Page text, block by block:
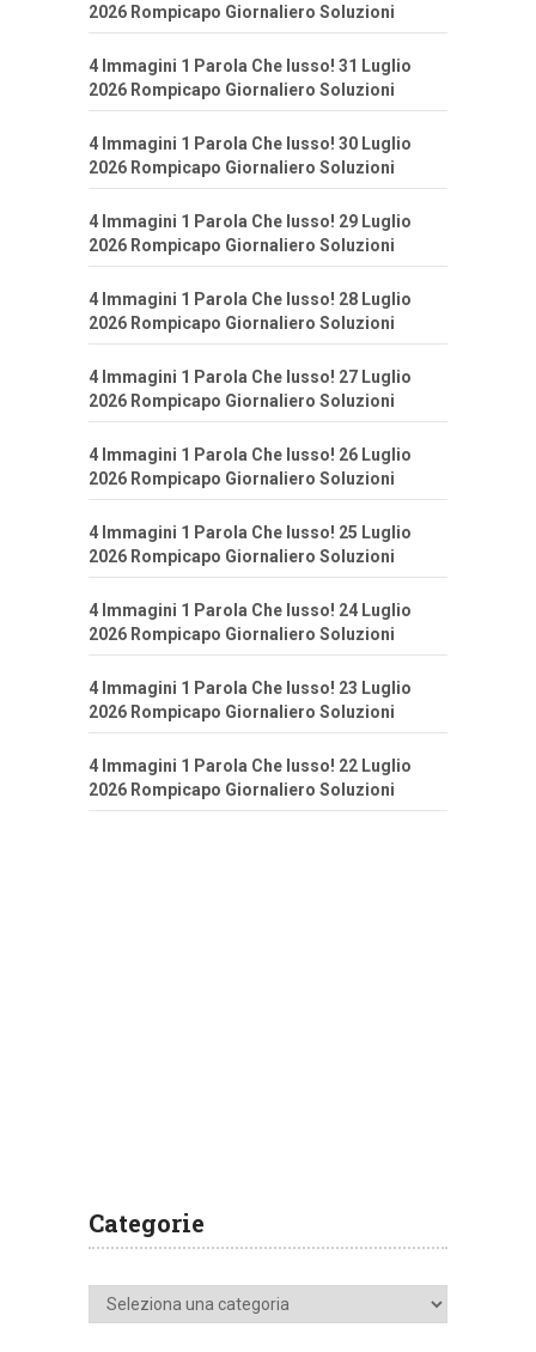
2026 Rompicapo Giornaliero Soluzioni
4 Immagini 1 Parola Che lusso! 31 Luglio
2026 Rompicapo Giornaliero Soluzioni
4 Immagini 1 Parola Che lusso! 30 Luglio
2026 Rompicapo Giornaliero Soluzioni
4 Immagini 1 Parola Che lusso! 29 Luglio
2026 Rompicapo Giornaliero Soluzioni
4 Immagini 1 Parola Che lusso! 28 Luglio
2026 Rompicapo Giornaliero Soluzioni
4 Immagini 1 Parola Che lusso! 27 Luglio
2026 Rompicapo Giornaliero Soluzioni
4 Immagini 1 Parola Che lusso! 26 Luglio
2026 Rompicapo Giornaliero Soluzioni
4 Immagini 1 Parola Che lusso! 25 Luglio
2026 Rompicapo Giornaliero Soluzioni
4 Immagini 1 Parola Che lusso! 24 Luglio
2026 Rompicapo Giornaliero Soluzioni
4 Immagini 1 Parola Che lusso! 23 Luglio
2026 Rompicapo Giornaliero Soluzioni
4 Immagini 1 Parola Che lusso! 22 Luglio
2026 Rompicapo Giornaliero Soluzioni
Categorie
Categorie